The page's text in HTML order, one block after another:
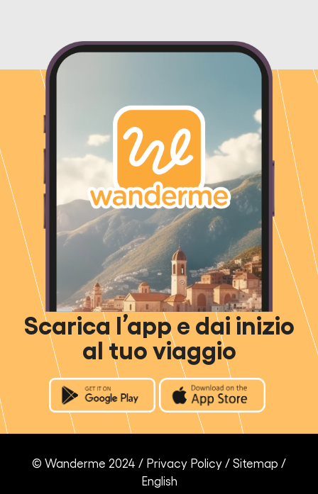
Scarica l’app e dai inizio
al tuo viaggio
© Wanderme 2024 / Privacy Policy / Sitemap /
English